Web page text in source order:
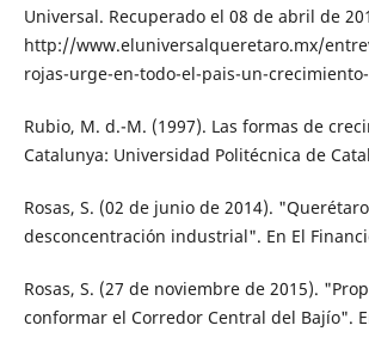
Universal. Recu­perado el 08 de abril de
http://www.eluniversalqueretaro.mx/
rojas-urge-en-todo-el-pais-un-
Rubio, M. d.-M. (1997). Las formas de
Catalunya: Universidad Po­litécnica de
Rosas, S. (02 de junio de 2014).
desconcentración indus­trial". En El
Rosas, S. (27 de noviembre de 2015).
conformar el Corredor Central del Bajío".